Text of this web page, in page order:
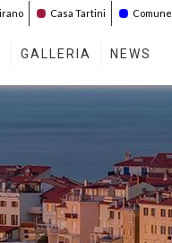
Casa Tartini
GALLERIA NEWS